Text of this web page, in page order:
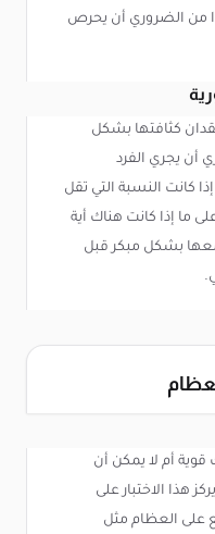
من الضروري أن يحرص
كثافتها بشكل
أن يجري الفرد
كانت النسبة التي تقل
ما إذا كانت هناك أية
بشكل مبكر قبل
أم لا يمكن أن
هذا الاختبار على
على العظام مثل